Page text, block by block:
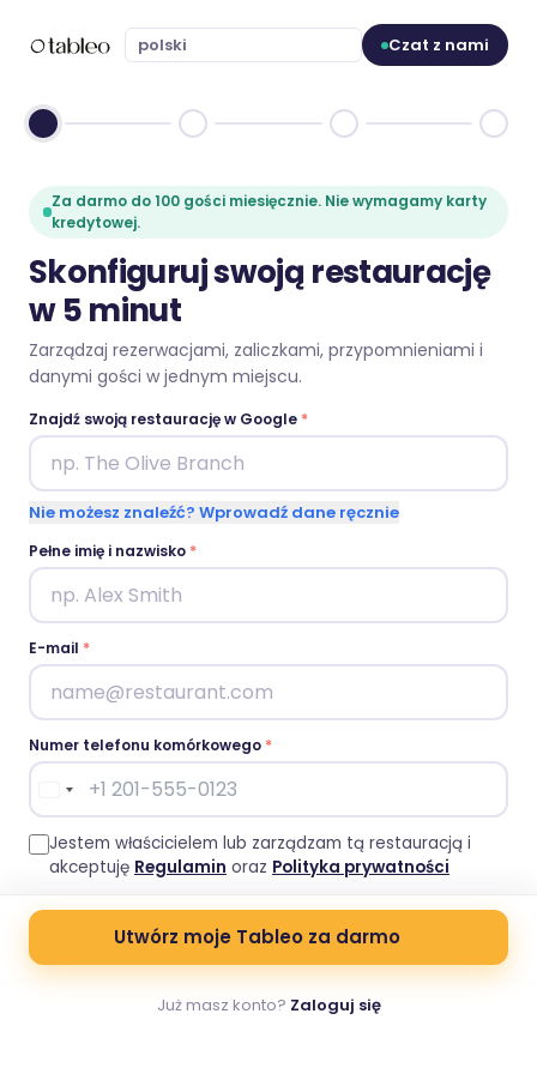
Czat z nami
Za darmo do 100 gości miesięcznie. Nie wymagamy karty
kredytowej.
Skonfiguruj swoją restaurację
w 5 minut
Zarządzaj rezerwacjami, zaliczkami, przypomnieniami i
danymi gości w jednym miejscu.
Znajdź swoją restaurację w Google *
Nie możesz znaleźć? Wprowadź dane ręcznie
Pełne imię i nazwisko *
E-mail *
Numer telefonu komórkowego *
Jestem właścicielem lub zarządzam tą restauracją i
akceptuję Regulamin oraz Polityka prywatności
Utwórz moje Tableo za darmo
Już masz konto? Zaloguj się